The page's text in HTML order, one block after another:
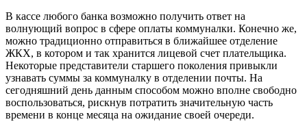
В кассе любого банка возможно получить ответ на
волнующий вопрос в сфере оплаты коммуналки. Конечно же,
можно традиционно отправиться в ближайшее отделение
ЖКХ, в котором и так хранится лицевой счет плательщика.
Некоторые представители старшего поколения привыкли
узнавать суммы за коммуналку в отделении почты. На
сегодняшний день данным способом можно вполне свободно
воспользоваться, рискнув потратить значительную часть
времени в конце месяца на ожидание своей очереди.